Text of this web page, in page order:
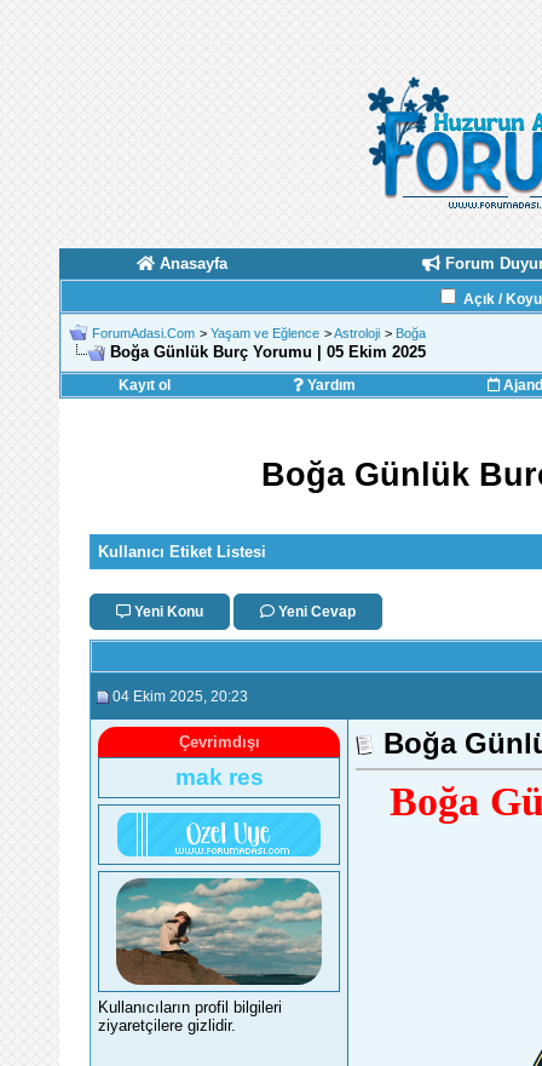
Anasayfa Forum
Açık /
ForumAdasi.Com > Yaşam ve Eğlence >Astroloji > Boğa
Boğa Günlük Burç Yorumu | 05 Ekim 2025
Kayıt ol Yardım
Boğa Günlük
Kullanıcı Etiket Listesi
Yeni Konu Yeni Cevap
04 Ekim 2025 , 20:23
Çevrimdışı
mak res
Kullanıcıların profil bilgileri
ziyaretçilere gizlidir.
Boğa
Boğa